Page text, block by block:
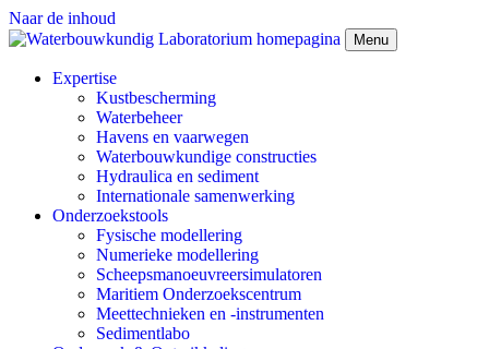
Naar de inhoud
Menu
Expertise
Kustbescherming
Waterbeheer
Havens en vaarwegen
Waterbouwkundige constructies
Hydraulica en sediment
Internationale samenwerking
Onderzoekstools
Fysische modellering
Numerieke modellering
Scheepsmanoeuvreersimulatoren
Maritiem Onderzoekscentrum
Meettechnieken en -instrumenten
Sedimentlabo